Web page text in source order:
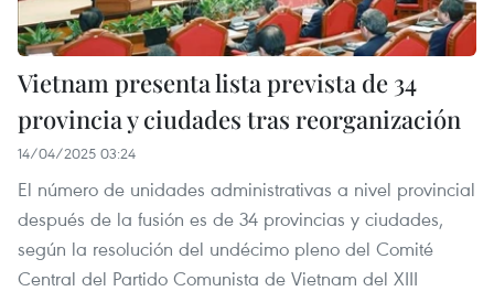
Vietnam presenta lista prevista de 34
provincia y ciudades tras reorganización
14/04/2025 03:24
El número de unidades administrativas a nivel provincial
después de la fusión es de 34 provincias y ciudades,
según la resolución del undécimo pleno del Comité
Central del Partido Comunista de Vietnam del XIII